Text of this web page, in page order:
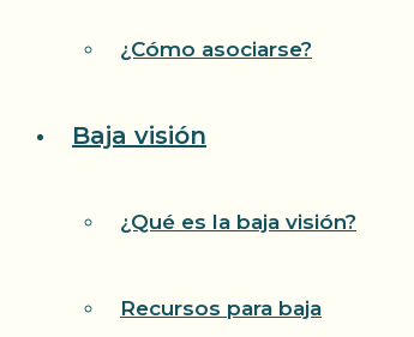
¿Cómo asociarse?
Baja visión
¿Qué es la baja visión?
Recursos para baja